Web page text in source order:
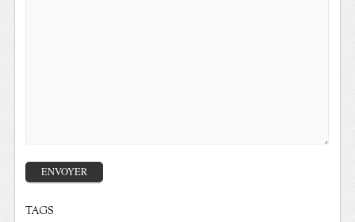
TAGS